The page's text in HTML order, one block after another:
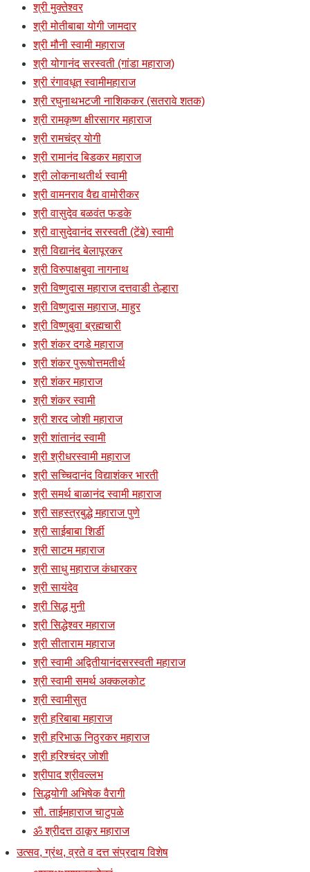
श्री मुक्तेश्वर
श्री मोतीबाबा योगी जामदार
श्री मौनी स्वामी महाराज
श्री योगानंद सरस्वती (गांडा महाराज)
श्री रंगावधूत स्वामीमहाराज
श्री रघुनाथभटजी नाशिककर (सतरावे शतक)
श्री रामकृष्ण क्षीरसागर महाराज
श्री रामचंद्र योगी
श्री रामानंद बिडकर महाराज
श्री लोकनाथतीर्थ स्वामी
श्री वामनराव वैद्य वामोरीकर
श्री वासुदेव बळवंत फडके
श्री वासुदेवानंद सरस्वती (टेंबे) स्वामी
श्री विद्यानंद बेलापूरकर
श्री विरुपाक्षबुवा नागनाथ
श्री विष्णुदास महाराज दत्तवाडी तेल्हारा
श्री विष्णुदास महाराज, माहुर
श्री विष्णुबुवा ब्रह्मचारी
श्री शंकर दगडे महाराज
श्री शंकर पुरूषोत्तमतीर्थ
श्री शंकर महाराज
श्री शंकर स्वामी
श्री शरद जोशी महाराज
श्री शांतानंद स्वामी
श्री श्रीधरस्वामी महाराज
श्री सच्चिदानंद विद्याशंकर भारती
श्री समर्थ बाळानंद स्वामी महाराज
श्री सहस्त्रबुद्धे महाराज पुणे
श्री साईबाबा शिर्डी
श्री साटम महाराज
श्री साधु महाराज कंधारकर
श्री सायंदेव
श्री सिद्ध मुनी
श्री सिद्धेश्वर महाराज
श्री सीताराम महाराज
श्री स्वामी अद्वितीयानंदसरस्वती महाराज
श्री स्वामी समर्थ अक्कलकोट
श्री स्वामीसुत
श्री हरिबाबा महाराज
श्री हरिभाऊ निठुरकर महाराज
श्री हरिश्चंद्र जोशी
श्रीपाद श्रीवल्लभ
सिद्धयोगी अभिषेक वैरागी
सौ. ताईमहाराज चाटुपळे
ॐ श्रीदत्त ठाकूर महाराज
उत्सव, ग्रंथ, व्रते व दत्त संप्रदाय विशेष